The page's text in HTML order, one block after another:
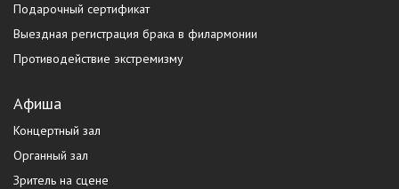
Подарочный сертификат
Выездная регистрация брака в филармонии
Противодействие экстремизму
Афиша
Концертный зал
Органный зал
Зритель на сцене